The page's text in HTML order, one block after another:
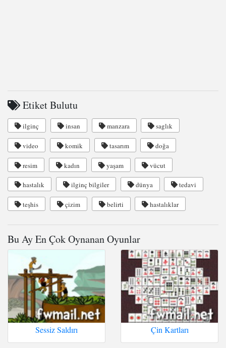
Etiket Bulutu
ilginç insan manzara saglık
video komik tasarım doğa
resim kadın yaşam vücut
hastalık ilginç bilgiler dünya tedavi
teşhis çizim belirti hastalıklar
Bu Ay En Çok Oynanan Oyunlar
Sessiz Saldırı Çin Kartları